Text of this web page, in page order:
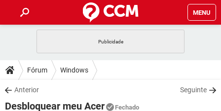
MENU
CELULAR
OUTLOOK
INSTAGRAM GMAIL
DICAS
JOGOS
DOWNLOADS
JOGOS WHATSAPP
Fórum Windows
Anterior Seguinte
Desbloquear meu Acer Fechado